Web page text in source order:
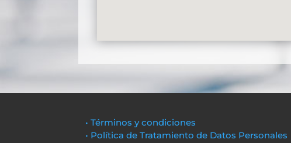
• Términos y condiciones
• Política de Tratamiento de Datos Personales